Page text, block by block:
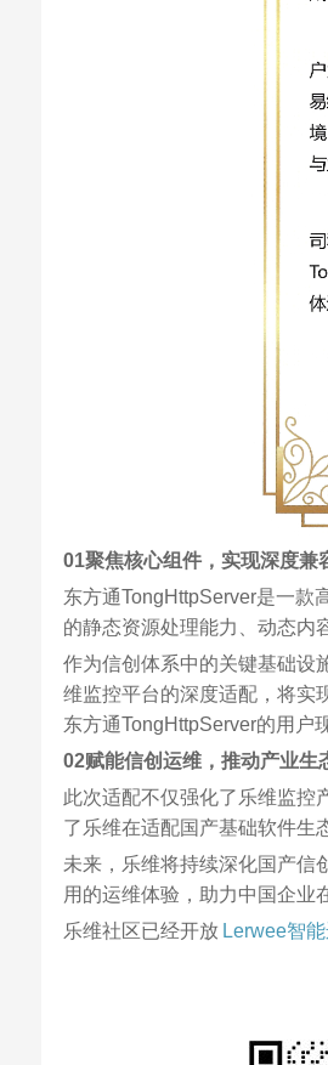
01聚焦核心组件，实现深度兼
东方通TongHttpServer是一款
的静态资源处理能力、动态内
作为信创体系中的关键基础设
维监控平台的深度适配，将实
东方通TongHttpServer的用户
02赋能信创运维，推动产业生
此次适配不仅强化了乐维监控
了乐维在适配国产基础软件生
未来，乐维将持续深化国产信
用的运维体验，助力中国企业
乐维社区已经开放 Lerwee智